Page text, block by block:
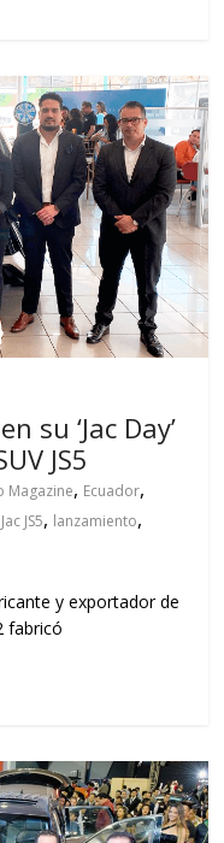
su ‘Jac Day’
JS5
Magazine, Ecuador,
Jac JS5, lanzamiento,
y exportador de
fabricó